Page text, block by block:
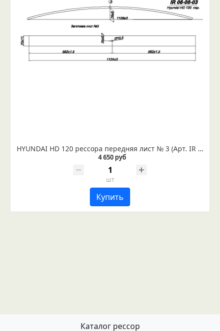
HYUNDAI HD 120 рессора передняя лист № 3 (Арт. IR 06-08-03)
4 650 руб
шт
Купить
Каталог рессор